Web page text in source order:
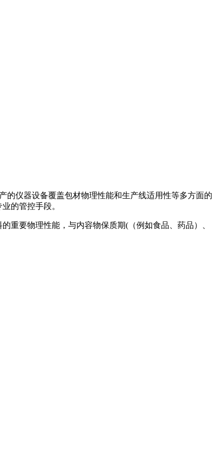
的仪器设备覆盖包材物理性能和生产线适用性等多方面的
的管控手段。
重要物理性能，与内容物保质期(（例如食品、药品）、